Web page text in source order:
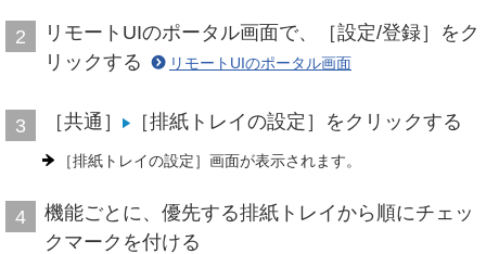
2
リモートUIのポータル画面で、［設定/登録］をク
リックする
リモートUIのポータル画面
3 ［共通］ ［排紙トレイの設定］をクリックする
［排紙トレイの設定］画面が表示されます。
4
機能ごとに、優先する排紙トレイから順にチェッ
クマークを付ける